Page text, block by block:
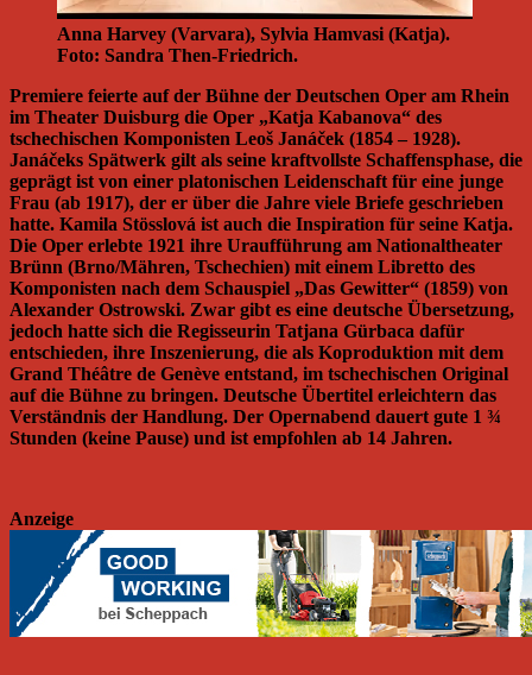
Anna Harvey (Varvara), Sylvia Hamvasi (Katja).
Foto: Sandra Then-Friedrich.
Premiere feierte auf der Bühne der Deutschen Oper am Rhein
im Theater Duisburg die Oper „Katja Kabanova“ des
tschechischen Komponisten Leoš Janáček (1854 – 1928).
Janáčeks Spätwerk gilt als seine kraftvollste Schaffensphase, die
geprägt ist von einer platonischen Leidenschaft für eine junge
Frau (ab 1917), der er über die Jahre viele Briefe geschrieben
hatte. Kamila Stösslová ist auch die Inspiration für seine Katja.
Die Oper erlebte 1921 ihre Uraufführung am Nationaltheater
Brünn (Brno/Mähren, Tschechien) mit einem Libretto des
Komponisten nach dem Schauspiel „Das Gewitter“ (1859) von
Alexander Ostrowski. Zwar gibt es eine deutsche Übersetzung,
jedoch hatte sich die Regisseurin Tatjana Gürbaca dafür
entschieden, ihre Inszenierung, die als Koproduktion mit dem
Grand Théâtre de Genève entstand, im tschechischen Original
auf die Bühne zu bringen. Deutsche Übertitel erleichtern das
Verständnis der Handlung. Der Opernabend dauert gute 1 ¾
Stunden (keine Pause) und ist empfohlen ab 14 Jahren.
Anzeige